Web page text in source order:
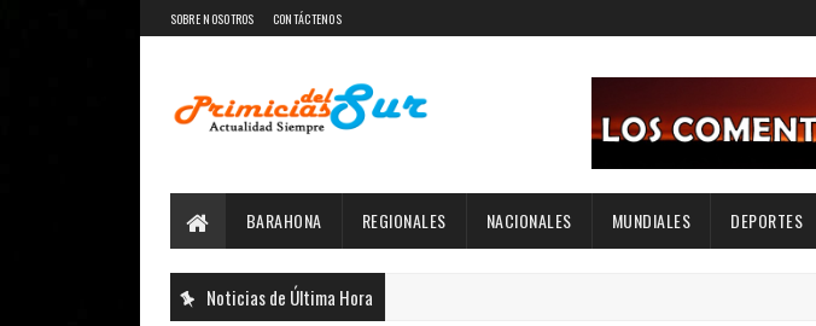
SOBRE NOSOTROS CONTÁCTENOS
BARAHONA REGIONALES NACIONALES MUNDIALES DEPORTES
Noticias de Última Hora